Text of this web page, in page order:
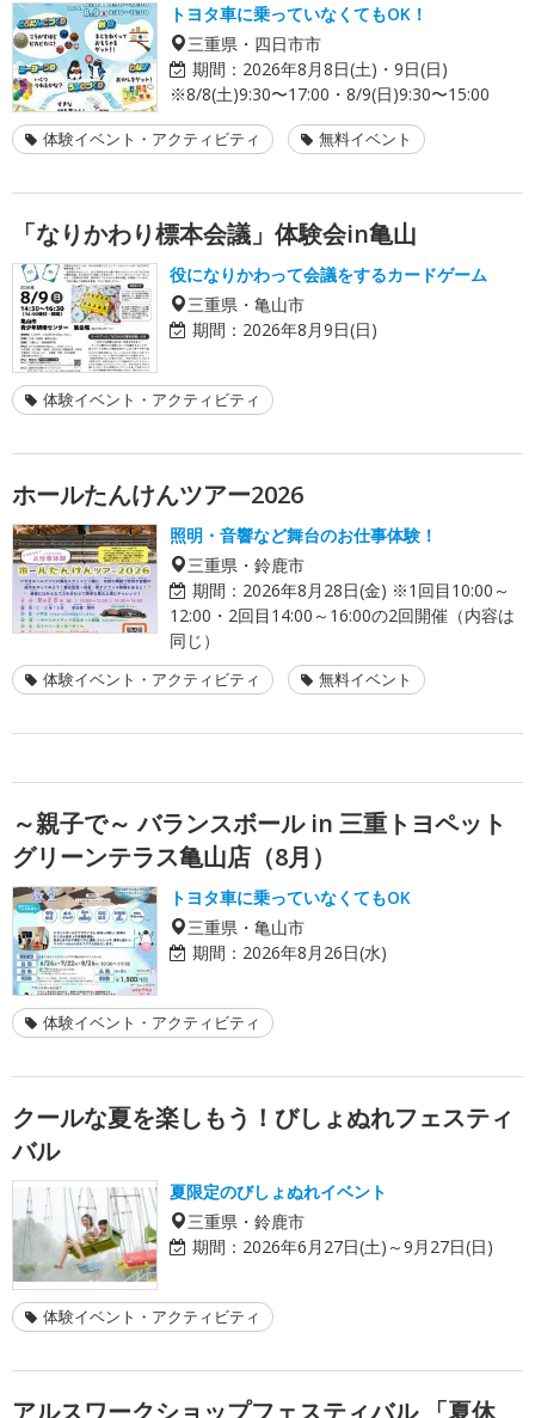
トヨタ車に乗っていなくてもOK！
三重県・四日市市
期間： 2026年8月8日(土)・9日(日)
※8/8(土)9:30〜17:00・8/9(日)9:30〜15:00
体験イベント・アクティビティ 無料イベント
「なりかわり標本会議」体験会in亀山
役になりかわって会議をするカードゲーム
三重県・亀山市
期間： 2026年8月9日(日)
体験イベント・アクティビティ
ホールたんけんツアー2026
照明・音響など舞台のお仕事体験！
三重県・鈴鹿市
期間： 2026年8月28日(金) ※1回目10:00～
12:00・2回目14:00～16:00の2回開催（内容は
同じ）
体験イベント・アクティビティ 無料イベント
～親子で～ バランスボール in 三重トヨペット
グリーンテラス亀山店（8月）
トヨタ車に乗っていなくてもOK
三重県・亀山市
期間： 2026年8月26日(水)
体験イベント・アクティビティ
クールな夏を楽しもう！びしょぬれフェスティ
バル
夏限定のびしょぬれイベント
三重県・鈴鹿市
期間： 2026年6月27日(土)～9月27日(日)
体験イベント・アクティビティ
アルスワークショップフェスティバル 「夏休